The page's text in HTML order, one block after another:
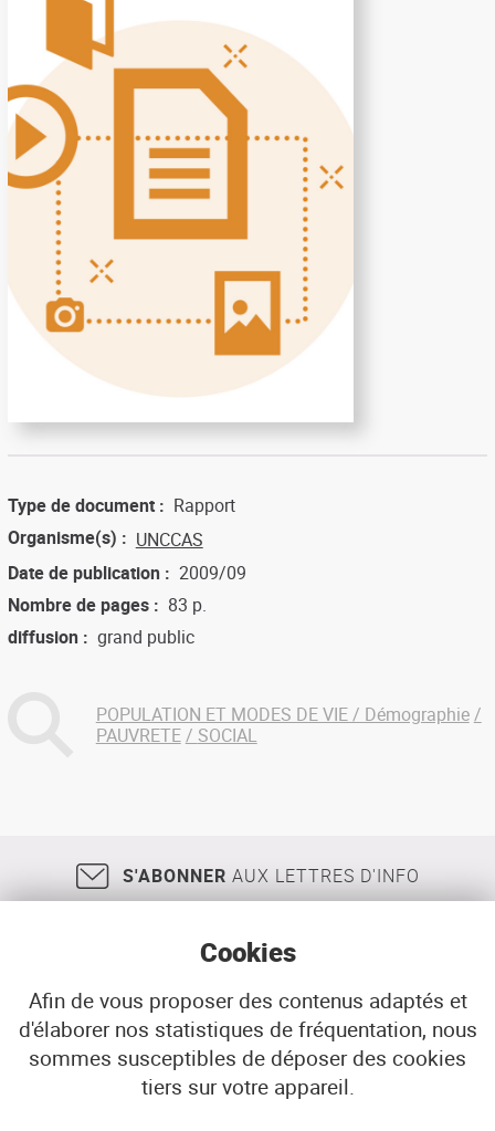
Type de document
Rapport
Organisme(s)
UNCCAS
Date de publication
2009/09
Nombre de pages
83 p.
diffusion
grand public
POPULATION ET MODES DE VIE / Démographie
PAUVRETE
SOCIAL
S'ABONNER AUX LETTRES D'INFO
18, rue Jean Jaurès 29200 BREST
02 98 33 51 71
CONTACT
Cookies
Afin de vous proposer des contenus adaptés et
d'élaborer nos statistiques de fréquentation, nous
sommes susceptibles de déposer des cookies
tiers sur votre appareil.